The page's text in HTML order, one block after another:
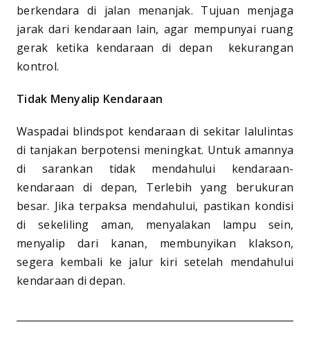
berkendara di jalan menanjak. Tujuan menjaga
jarak dari kendaraan lain, agar mempunyai ruang
gerak ketika kendaraan di depan kekurangan
kontrol.
Tidak Menyalip Kendaraan
Waspadai blindspot kendaraan di sekitar lalulintas
di tanjakan berpotensi meningkat. Untuk amannya
di sarankan tidak mendahului kendaraan-
kendaraan di depan, Terlebih yang berukuran
besar. Jika terpaksa mendahului, pastikan kondisi
di sekeliling aman, menyalakan lampu sein,
menyalip dari kanan, membunyikan klakson,
segera kembali ke jalur kiri setelah mendahului
kendaraan di depan.